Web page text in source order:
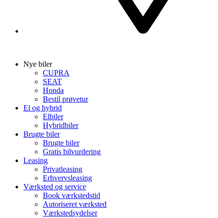
Nye biler
CUPRA
SEAT
Honda
Bestil prøvetur
El og hybrid
Elbiler
Hybridbiler
Brugte biler
Brugte biler
Gratis bilvurdering
Leasing
Privatleasing
Erhvervsleasing
Værksted og service
Book værkstedstid
Autoriseret værksted
Værkstedsydelser